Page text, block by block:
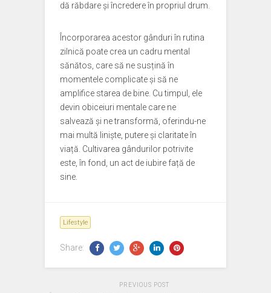
dă răbdare și încredere în propriul drum.
Încorporarea acestor gânduri în rutina
zilnică poate crea un cadru mental
sănătos, care să ne susțină în
momentele complicate și să ne
amplifice starea de bine. Cu timpul, ele
devin obiceiuri mentale care ne
salvează și ne transformă, oferindu-ne
mai multă liniște, putere și claritate în
viață. Cultivarea gândurilor potrivite
este, în fond, un act de iubire față de
sine.
Lifestyle
Share:
PREVIOUS POST